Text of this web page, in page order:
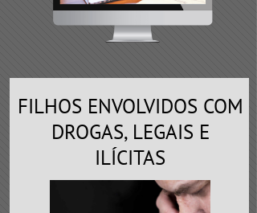
FILHOS ENVOLVIDOS COM
DROGAS, LEGAIS E
ILÍCITAS